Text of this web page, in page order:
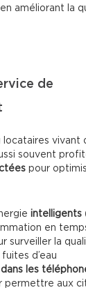
améliorant la
de
locataires vivant
souvent
pour
intelligents
en
surveiller la
d’eau
les
permettre aux